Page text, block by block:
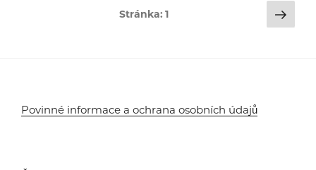
Stránka:1
Povinné informace a ochrana osobních údajů